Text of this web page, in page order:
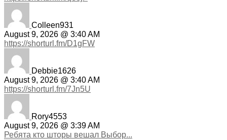
Colleen931
August 9, 2026 @ 3:40 AM
https://shorturl.fm/D1gFW
Debbie1626
August 9, 2026 @ 3:40 AM
https://shorturl.fm/7Jn5U
Rory4553
August 9, 2026 @ 3:39 AM
Ребята кто шторы вешал Выбор...